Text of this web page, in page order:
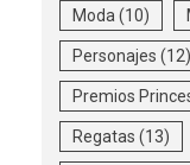
Moda (10)
Personajes (12)
Premios
Regatas (13)